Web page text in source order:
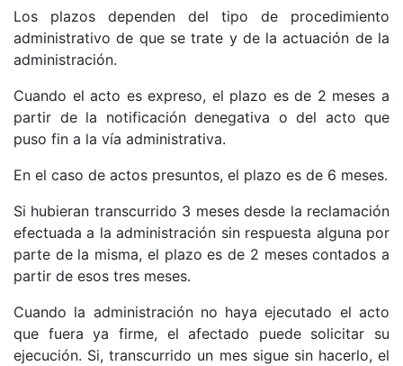
Los plazos dependen del tipo de procedimiento
administrativo de que se trate y de la actuación de la
administración.
Cuando el acto es expreso, el plazo es de 2 meses a
partir de la notificación denegativa o del acto que
puso fin a la vía administrativa.
En el caso de actos presuntos, el plazo es de 6 meses.
Si hubieran transcurrido 3 meses desde la reclamación
efectuada a la administración sin respuesta alguna por
parte de la misma, el plazo es de 2 meses contados a
partir de esos tres meses.
Cuando la administración no haya ejecutado el acto
que fuera ya firme, el afectado puede solicitar su
ejecución. Si, transcurrido un mes sigue sin hacerlo, el